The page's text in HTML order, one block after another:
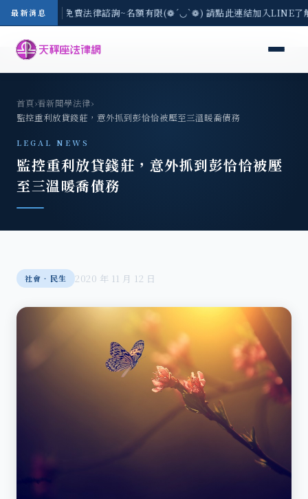
最新消息
-8/3(一) 現場免費法律諮詢~名額有限(❁´◡`❁) 請點此連結加入LINE
首頁›看新聞學法律›
監控重利放貸錢莊，意外抓到彭恰恰被壓至三溫暖喬債務
LEGAL NEWS
監控重利放貸錢莊，意外抓到彭恰恰被壓
至三溫暖喬債務
社會‧民生 2020 年 11 月 12 日